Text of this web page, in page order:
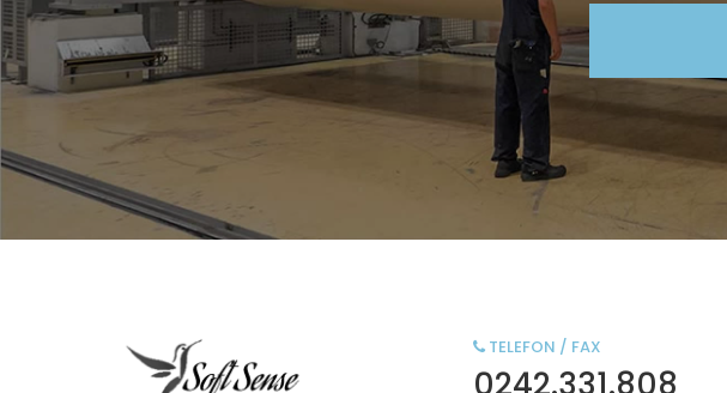
TELEFON / FAX